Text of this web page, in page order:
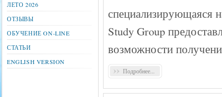
специализирующаяся
Study Group
возможности
Подробнее...
ЛЕТО 2026
ОТЗЫВЫ
ОБУЧЕНИЕ ON-LINE
СТАТЬИ
ENGLISH VERSION